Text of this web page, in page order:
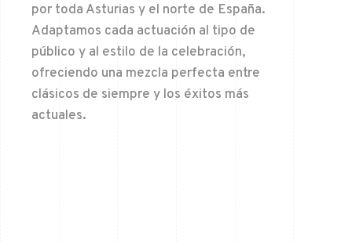
por toda Asturias y el norte de España.
Adaptamos cada actuación al tipo de
público y al estilo de la celebración,
ofreciendo una mezcla perfecta entre
clásicos de siempre y los éxitos más
actuales.